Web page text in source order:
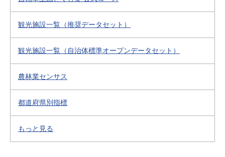
観光施設一覧（推奨データセット）
観光施設一覧（自治体標準オープンデータセット）
農林業センサス
都道府県別指標
もっと見る